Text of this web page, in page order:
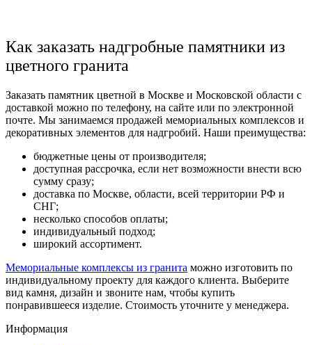
Как заказать надгробные памятники из
цветного гранита
Заказать памятник цветной в Москве и Московской области с
доставкой можно по телефону, на сайте или по электронной
почте. Мы занимаемся продажей мемориальных комплексов и
декоративных элементов для надгробий. Наши преимущества:
бюджетные цены от производителя;
доступная рассрочка, если нет возможности внести всю
сумму сразу;
доставка по Москве, области, всей территории РФ и
СНГ;
несколько способов оплаты;
индивидуальный подход;
широкий ассортимент.
Мемориальные комплексы из гранита можно изготовить по
индивидуальному проекту для каждого клиента. Выберите
вид камня, дизайн и звоните нам, чтобы купить
понравившееся изделие. Стоимость уточните у менеджера.
Информация